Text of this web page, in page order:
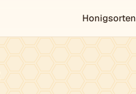
Honigsorten